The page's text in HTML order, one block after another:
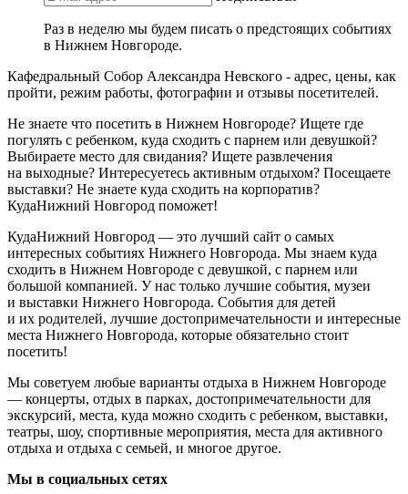
Раз в неделю мы будем писать о предстоящих событиях
в Нижнем Новгороде.
Кафедральный Собор Александра Невского - адрес, цены, как
пройти, режим работы, фотографии и отзывы посетителей.
Не знаете что посетить в Нижнем Новгороде? Ищете где
погулять с ребенком, куда сходить с парнем или девушкой?
Выбираете место для свидания? Ищете развлечения
на выходные? Интересуетесь активным отдыхом? Посещаете
выставки? Не знаете куда сходить на корпоратив?
КудаНижний Новгород поможет!
КудаНижний Новгород — это лучший сайт о самых
интересных событиях Нижнего Новгорода. Мы знаем куда
сходить в Нижнем Новгороде с девушкой, с парнем или
большой компанией. У нас только лучшие события, музеи
и выставки Нижнего Новгорода. События для детей
и их родителей, лучшие достопримечательности и интересные
места Нижнего Новгорода, которые обязательно стоит
посетить!
Мы советуем любые варианты отдыха в Нижнем Новгороде
— концерты, отдых в парках, достопримечательности для
экскурсий, места, куда можно сходить с ребенком, выставки,
театры, шоу, спортивные мероприятия, места для активного
отдыха и отдыха с семьей, и многое другое.
Мы в социальных сетях